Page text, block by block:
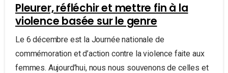
Pleurer, réfléchir et mettre fin à la
violence basée sur le genre
Le 6 décembre est la Journée nationale de
commémoration et d’action contre la violence faite aux
femmes. Aujourd’hui, nous nous souvenons de celles et